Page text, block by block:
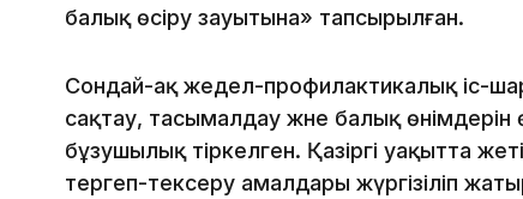
балық өсіру зауытына» тапсырылған.
Сондай-ақ жедел-профилактикалық іс-
сақтау, тасымалдау және балық өнімдерін
бұзушылық тіркелген. Қазіргі уақытта
тергеп-тексеру амалдары жүргізіліп